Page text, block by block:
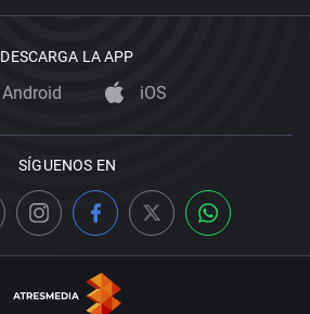
DESCARGA LA APP
Android iOS
SÍGUENOS EN